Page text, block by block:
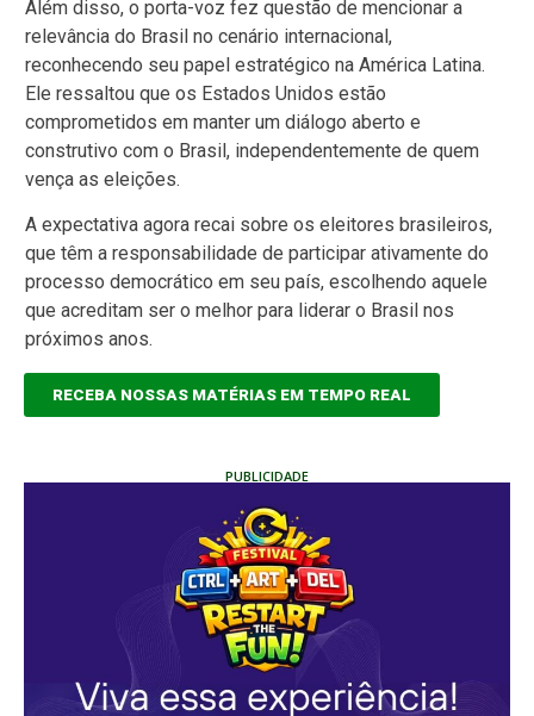
Além disso, o porta-voz fez questão de mencionar a
relevância do Brasil no cenário internacional,
reconhecendo seu papel estratégico na América Latina.
Ele ressaltou que os Estados Unidos estão
comprometidos em manter um diálogo aberto e
construtivo com o Brasil, independentemente de quem
vença as eleições.
A expectativa agora recai sobre os eleitores brasileiros,
que têm a responsabilidade de participar ativamente do
processo democrático em seu país, escolhendo aquele
que acreditam ser o melhor para liderar o Brasil nos
próximos anos.
RECEBA NOSSAS MATÉRIAS EM TEMPO REAL
PUBLICIDADE